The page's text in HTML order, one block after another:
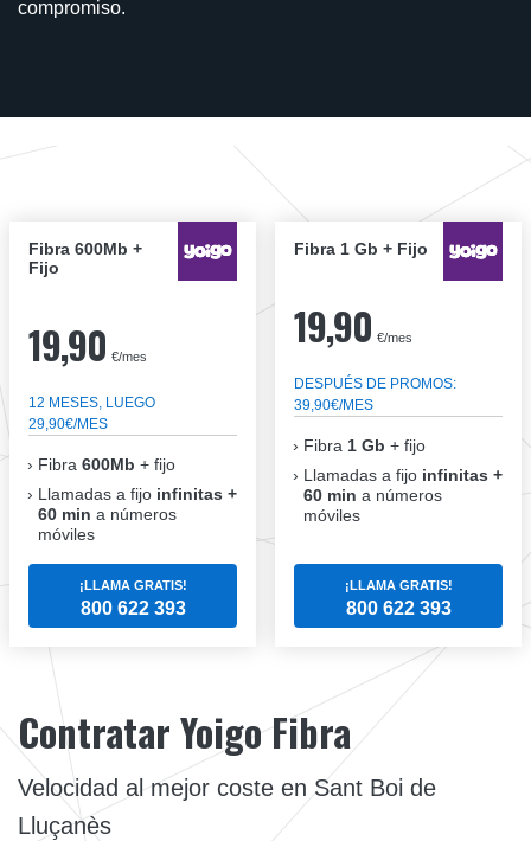
compromiso.
Fibra 600Mb +
Fijo
19,90 €/mes
12 MESES, LUEGO
29,90€/MES
Fibra 600Mb + fijo
Llamadas a fijo infinitas +
60 min a números
móviles
¡LLAMA GRATIS!
800 622 393
Fibra 1 Gb + Fijo
19,90 €/mes
DESPUÉS DE PROMOS:
39,90€/MES
Fibra 1 Gb + fijo
Llamadas a fijo infinitas +
60 min a números
móviles
¡LLAMA GRATIS!
800 622 393
Contratar Yoigo Fibra
Velocidad al mejor coste en Sant Boi de
Lluçanès